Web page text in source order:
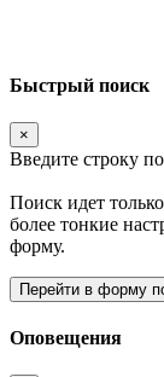
Быстрый поиск
×
Введите строку
Поиск идет
более тонкие
форму.
Перейти в форму
Оповещения